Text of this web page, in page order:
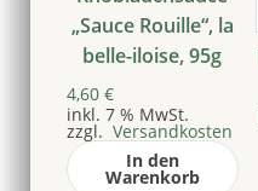
„Sauce Rouille“, la
belle-iloise, 95g
4,60 €
inkl. 7 % MwSt.
zzgl. Versandkosten
In den
Warenkorb